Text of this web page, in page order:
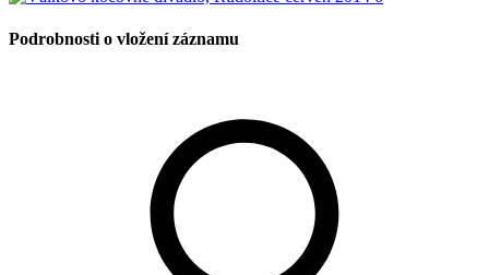
Podrobnosti o vložení záznamu